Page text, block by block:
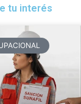
tu interés